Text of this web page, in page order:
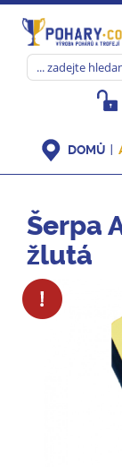
DOMŮ
Šerpa
žlutá